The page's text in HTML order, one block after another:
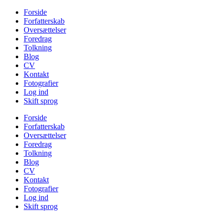
Forside
Forfatterskab
Oversættelser
Foredrag
Tolkning
Blog
CV
Kontakt
Fotografier
Log ind
Skift sprog
Forside
Forfatterskab
Oversættelser
Foredrag
Tolkning
Blog
CV
Kontakt
Fotografier
Log ind
Skift sprog